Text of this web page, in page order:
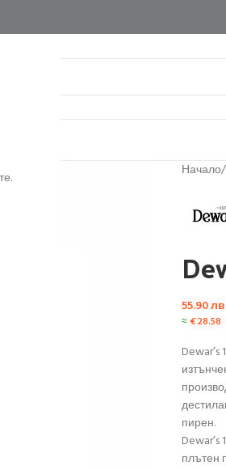
Начало/
55.90
≈€28.58
пирен.
плътен